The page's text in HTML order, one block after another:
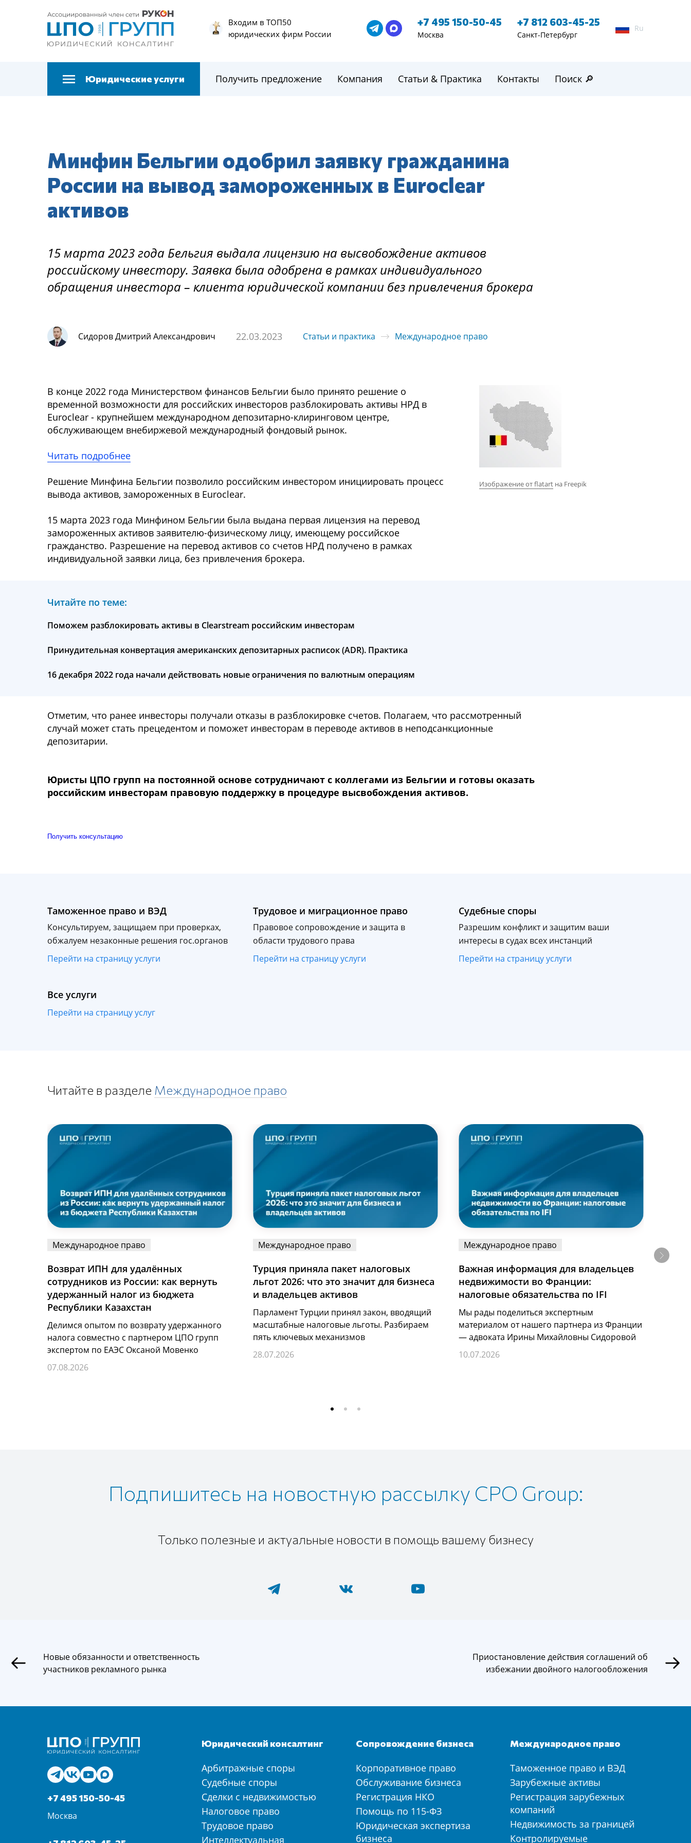
Входим в ТОП50
юридических фирм России
+7 495 150-50-45
Москва
+7 812 603-45-25
Санкт-Петербург
Ru
Юридические услуги Получить предложение Компания Статьи & Практика Контакты Поиск 🔎
Минфин Бельгии одобрил заявку гражданина
России на вывод замороженных в Euroclear
активов
15 марта 2023 года Бельгия выдала лицензию на высвобождение активов
российскому инвестору. Заявка была одобрена в рамках индивидуального
обращения инвестора – клиента юридической компании без привлечения брокера
Сидоров Дмитрий Александрович 22.03.2023 Статьи и практика Международное право
Изображение от flatart на Freepik
В конце 2022 года Министерством финансов Бельгии было принято решение о
временной возможности для российских инвесторов разблокировать активы НРД в
Euroclear - крупнейшем международном депозитарно-клиринговом центре,
обслуживающем внебиржевой международный фондовый рынок.
Читать подробнее
Решение Минфина Бельгии позволило российским инвестором инициировать процесс
вывода активов, замороженных в Euroclear.
15 марта 2023 года Минфином Бельгии была выдана первая лицензия на перевод
замороженных активов заявителю-физическому лицу, имеющему российское
гражданство. Разрешение на перевод активов со счетов НРД получено в рамках
индивидуальной заявки лица, без привлечения брокера.
Читайте по теме:
Поможем разблокировать активы в Clearstream российским инвесторам
Принудительная конвертация американских депозитарных расписок (ADR). Практика
16 декабря 2022 года начали действовать новые ограничения по валютным операциям
Отметим, что ранее инвесторы получали отказы в разблокировке счетов. Полагаем, что рассмотренный
случай может стать прецедентом и поможет инвесторам в переводе активов в неподсанкционные
депозитарии.
Юристы ЦПО групп на постоянной основе сотрудничают с коллегами из Бельгии и готовы оказать
российским инвесторам правовую поддержку в процедуре высвобождения активов.
Получить консультацию
Таможенное право и ВЭД
Консультируем, защищаем при проверках,
обжалуем незаконные решения гос.органов
Перейти на страницу услуги
Трудовое и миграционное право
Правовое сопровождение и защита в
области трудового права
Перейти на страницу услуги
Судебные споры
Разрешим конфликт и защитим ваши
интересы в судах всех инстанций
Перейти на страницу услуги
Все услуги
Перейти на страницу услуг
Читайте в разделе Международное право
Международное право
Возврат ИПН для удалённых
сотрудников из России: как вернуть
удержанный налог из бюджета
Республики Казахстан
Делимся опытом по возврату удержанного
налога совместно с партнером ЦПО групп
экспертом по ЕАЭС Оксаной Мовенко
07.08.2026
Международное право
Турция приняла пакет налоговых
льгот 2026: что это значит для бизнеса
и владельцев активов
Парламент Турции принял закон, вводящий
масштабные налоговые льготы. Разбираем
пять ключевых механизмов
28.07.2026
Международное право
Важная информация для владельцев
недвижимости во Франции:
налоговые обязательства по IFI
Мы рады поделиться экспертным
материалом от нашего партнера из Франции
— адвоката Ирины Михайловны Сидоровой
10.07.2026
Подпишитесь на новостную рассылку CPO Group:
Только полезные и актуальные новости в помощь вашему бизнесу
Новые обязанности и ответственность
участников рекламного рынка
Приостановление действия соглашений об
избежании двойного налогообложения
+7 495 150-50-45
Москва
Юридический консалтинг
Арбитражные споры
Судебные споры
Сделки с недвижимостью
Налоговое право
Трудовое право
Интеллектуальная
Сопровождение бизнеса
Корпоративное право
Обслуживание бизнеса
Регистрация НКО
Помощь по 115-ФЗ
Юридическая экспертиза
бизнеса
Международное право
Таможенное право и ВЭД
Зарубежные активы
Регистрация зарубежных
компаний
Недвижимость за границей
Контролируемые